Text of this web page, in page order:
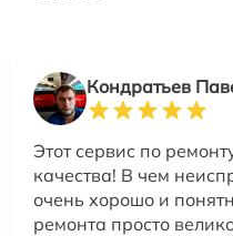
Кондратьев
Этот сервис по
качества! В чем
очень хорошо и
ремонта просто